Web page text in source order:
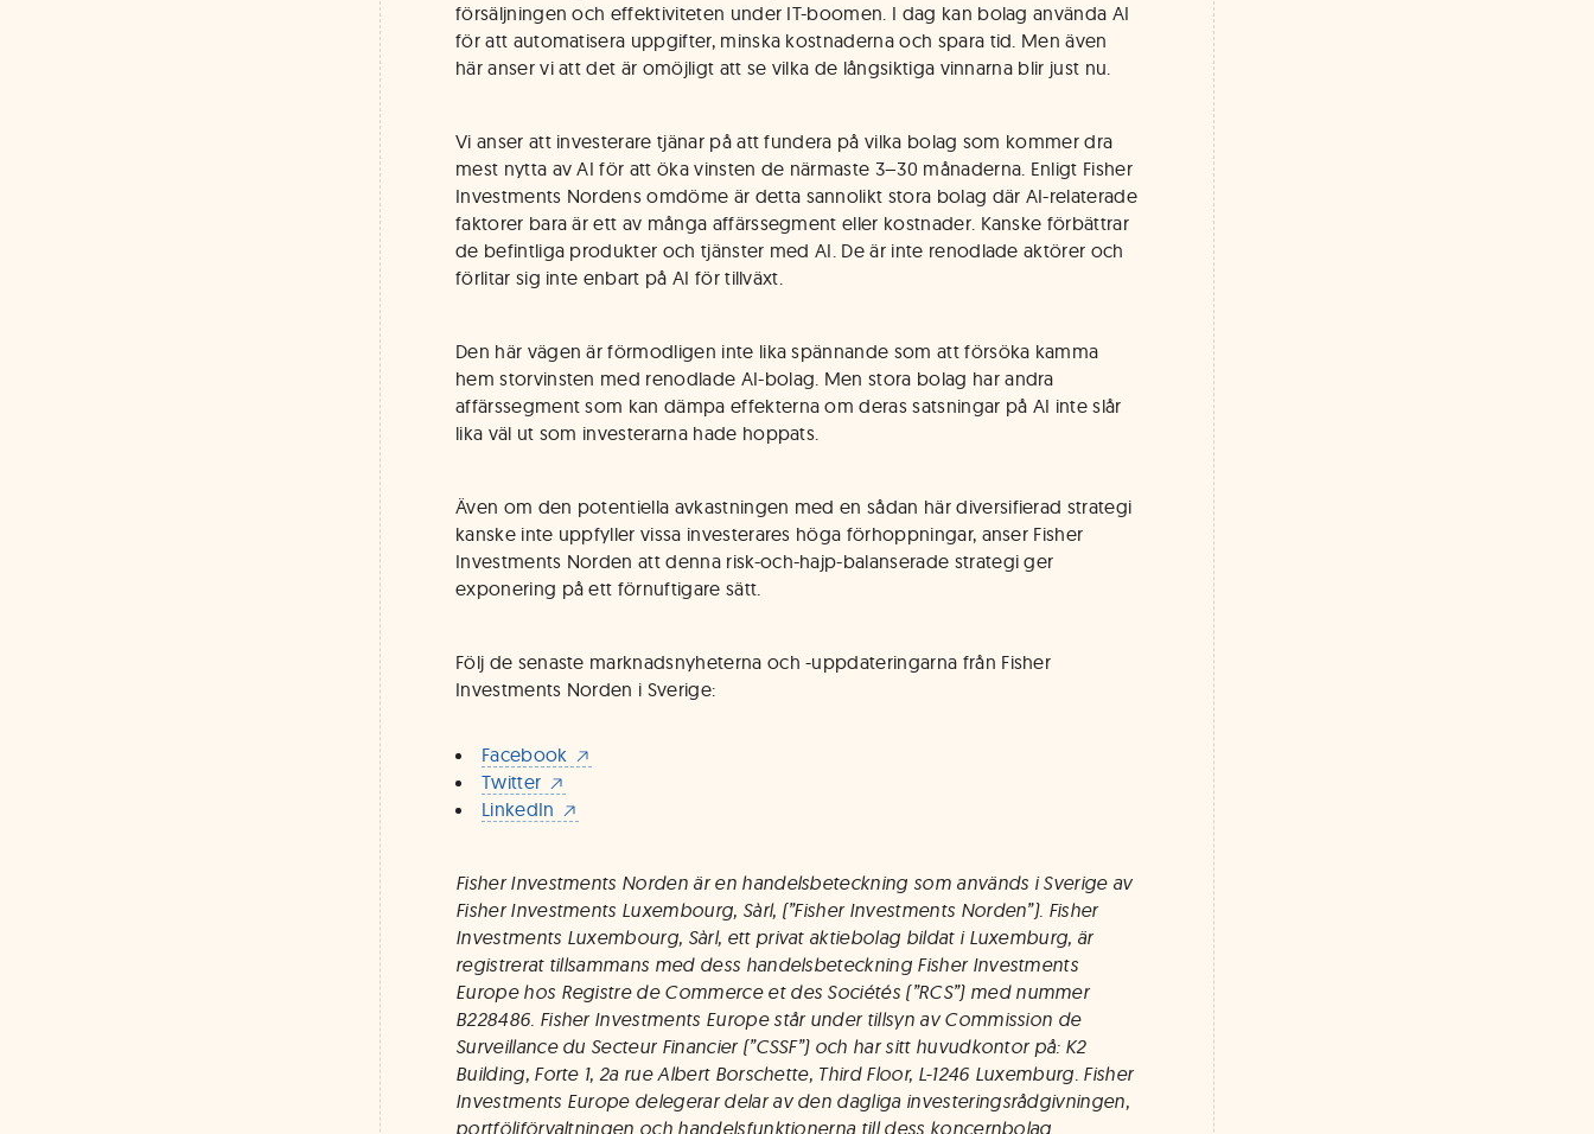
försäljningen och effektiviteten under IT-boomen. I dag kan bolag använda AI
för att automatisera uppgifter, minska kostnaderna och spara tid. Men även
här anser vi att det är omöjligt att se vilka de långsiktiga vinnarna blir just nu.
Vi anser att investerare tjänar på att fundera på vilka bolag som kommer dra
mest nytta av AI för att öka vinsten de närmaste 3–30 månaderna. Enligt Fisher
Investments Nordens omdöme är detta sannolikt stora bolag där AI-relaterade
faktorer bara är ett av många affärssegment eller kostnader. Kanske förbättrar
de befintliga produkter och tjänster med AI. De är inte renodlade aktörer och
förlitar sig inte enbart på AI för tillväxt.
Den här vägen är förmodligen inte lika spännande som att försöka kamma
hem storvinsten med renodlade AI-bolag. Men stora bolag har andra
affärssegment som kan dämpa effekterna om deras satsningar på AI inte slår
lika väl ut som investerarna hade hoppats.
Även om den potentiella avkastningen med en sådan här diversifierad strategi
kanske inte uppfyller vissa investerares höga förhoppningar, anser Fisher
Investments Norden att denna risk-och-hajp-balanserade strategi ger
exponering på ett förnuftigare sätt.
Följ de senaste marknadsnyheterna och -uppdateringarna från Fisher
Investments Norden i Sverige:
Facebook
Twitter
LinkedIn
Fisher Investments Norden är en handelsbeteckning som används i Sverige av
Fisher Investments Luxembourg, Sàrl, (”Fisher Investments Norden”). Fisher
Investments Luxembourg, Sàrl, ett privat aktiebolag bildat i Luxemburg, är
registrerat tillsammans med dess handelsbeteckning Fisher Investments
Europe hos Registre de Commerce et des Sociétés (”RCS”) med nummer
B228486. Fisher Investments Europe står under tillsyn av Commission de
Surveillance du Secteur Financier (”CSSF”) och har sitt huvudkontor på: K2
Building, Forte 1, 2a rue Albert Borschette, Third Floor, L-1246 Luxemburg. Fisher
Investments Europe delegerar delar av den dagliga investeringsrådgivningen,
portföljförvaltningen och handelsfunktionerna till dess koncernbolag.